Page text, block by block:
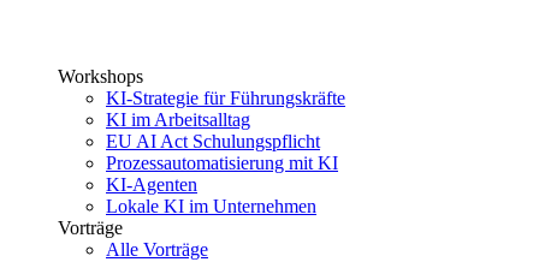
Workshops
KI-Strategie für Führungskräfte
KI im Arbeitsalltag
EU AI Act Schulungspflicht
Prozessautomatisierung mit KI
KI-Agenten
Lokale KI im Unternehmen
Vorträge
Alle Vorträge